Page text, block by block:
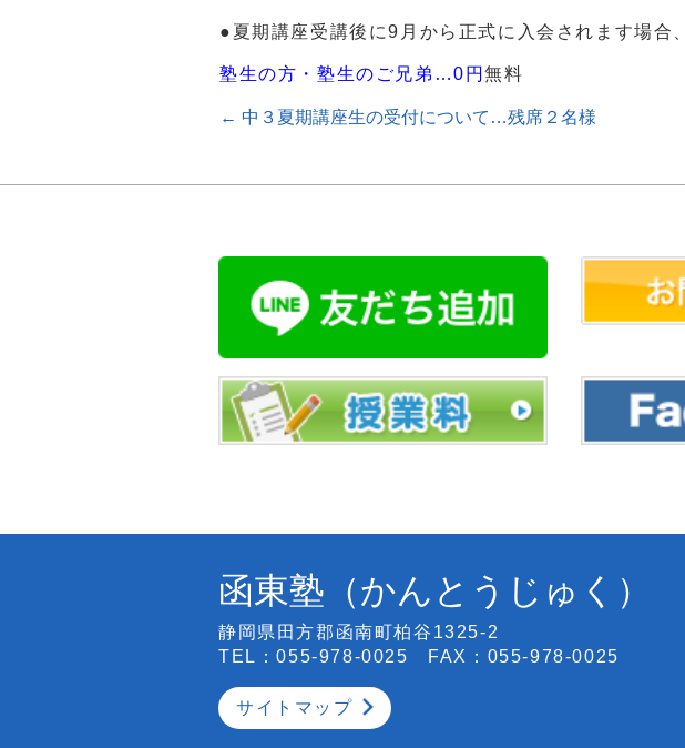
●夏期講座受講後に9月から正式に入会されます場合、
塾生の方・塾生のご兄弟…0円無料
← 中３夏期講座生の受付について…残席２名様
函東塾（かんとうじゅく）
静岡県田方郡函南町柏谷1325-2
TEL：055-978-0025 FAX：055-978-0025
サイトマップ